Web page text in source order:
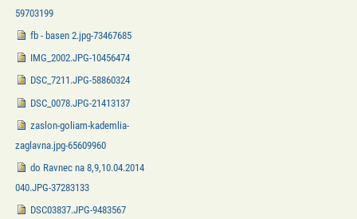
59703199
fb - basen 2.jpg-73467685
IMG_2002.JPG-10456474
DSC_7211.JPG-58860324
DSC_0078.JPG-21413137
zaslon-goliam-kademlia-
zaglavna.jpg-65609960
do Ravnec na 8,9,10.04.2014
040.JPG-37283133
DSC03837.JPG-9483567